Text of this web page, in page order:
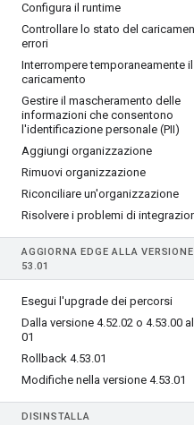
Configura il runtime
Controllare lo stato del
errori
Interrompere temporaneamente il
caricamento
Gestire il mascheramento delle
informazioni che consentono
l'identificazione personale (PII)
Aggiungi organizzazione
Rimuovi organizzazione
Riconciliare un'organizzazione
Risolvere i problemi di
AGGIORNA EDGE ALLA
53 .01
Esegui l'upgrade dei percorsi
Dalla versione 4.52.02 o 4.53.00
01
Rollback 4.53.01
Modifiche nella versione 4.53.01
DISINSTALLA